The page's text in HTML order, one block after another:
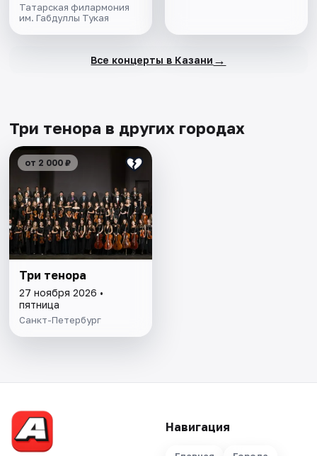
Татарская филармония
им. Габдуллы Тукая
Все концерты в Казани →
Три тенора в других городах
от 2 000 ₽
Три тенора
27 ноября 2026 •
пятница
Санкт-Петербург
Навигация